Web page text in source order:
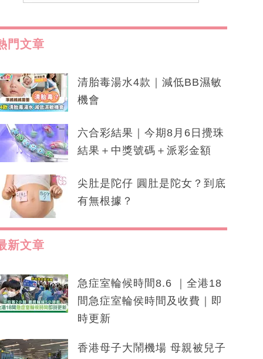
門文章
清胎毒湯水4款｜減低BB濕敏
機會
六合彩結果｜今期8月6日攪珠
結果＋中獎號碼＋派彩金額
尖肚是陀仔 圓肚是陀女？到底
有無根據？
新文章
急症室輪候時間8.6 ｜全港18
間急症室輪侯時間及收費｜即
時更新
香港母子大鬧機場 母親被兒子